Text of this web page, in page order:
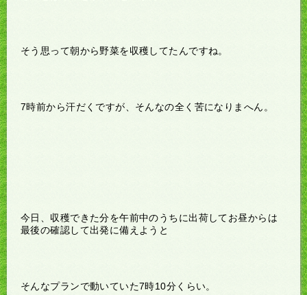
そう思って朝から野菜を収穫してたんですね。
7時前から汗だくですが、そんなの全く苦になりまへん。
今日、収穫できた分を午前中のうちに出荷してお昼からは
最後の確認して出発に備えようと
そんなプランで動いていた7時10分くらい。